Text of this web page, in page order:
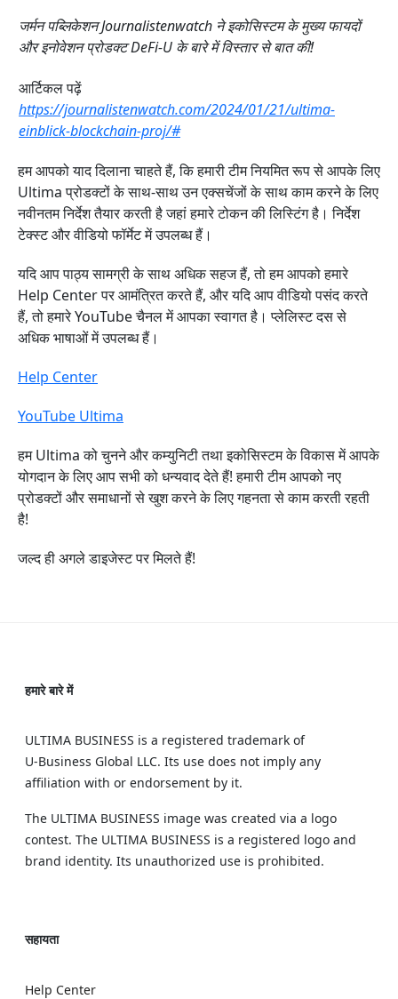
जर्मन पब्लिकेशन Journalistenwatch ने इकोसिस्टम के मुख्य फायदों
और इनोवेशन प्रोडक्ट DeFi-U के बारे में विस्तार से बात की!
आर्टिकल पढ़ें
https://journalistenwatch.com/2024/01/21/ultima-
einblick-blockchain-proj/#
हम आपको याद दिलाना चाहते हैं, कि हमारी टीम नियमित रूप से आपके लिए
Ultima प्रोडक्टों के साथ-साथ उन एक्सचेंजों के साथ काम करने के लिए
नवीनतम निर्देश तैयार करती है जहां हमारे टोकन की लिस्टिंग है। निर्देश
टेक्स्ट और वीडियो फॉर्मेट में उपलब्ध हैं।
यदि आप पाठ्य सामग्री के साथ अधिक सहज हैं, तो हम आपको हमारे
Help Center पर आमंत्रित करते हैं, और यदि आप वीडियो पसंद करते
हैं, तो हमारे YouTube चैनल में आपका स्वागत है। प्लेलिस्ट दस से
अधिक भाषाओं में उपलब्ध हैं।
Help Center
YouTube Ultima
हम Ultima को चुनने और कम्युनिटी तथा इकोसिस्टम के विकास में आपके
योगदान के लिए आप सभी को धन्यवाद देते हैं! हमारी टीम आपको नए
प्रोडक्टों और समाधानों से खुश करने के लिए गहनता से काम करती रहती
है!
जल्द ही अगले डाइजेस्ट पर मिलते हैं!
हमारे बारे में
ULTIMA BUSINESS is a registered trademark of
U‑Business Global LLC. Its use does not imply any
affiliation with or endorsement by it.
The ULTIMA BUSINESS image was created via a logo
contest. The ULTIMA BUSINESS is a registered logo and
brand identity. Its unauthorized use is prohibited.
सहायता
Help Center